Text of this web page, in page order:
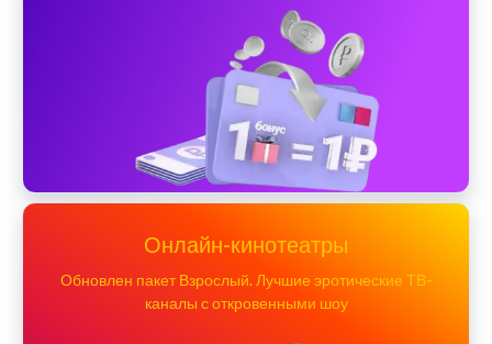
Онлайн-кинотеатры
Обновлен пакет Взрослый. Лучшие эротические ТВ-
каналы с откровенными шоу